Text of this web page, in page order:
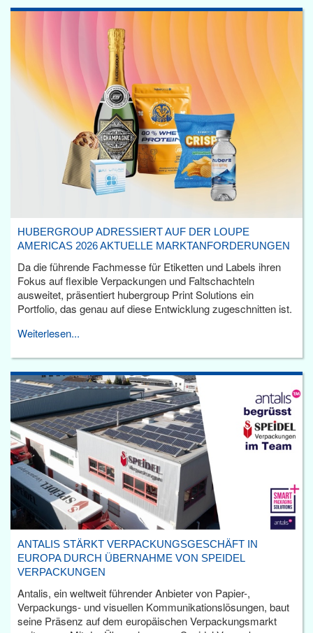
HUBERGROUP ADRESSIERT AUF DER LOUPE
AMERICAS 2026 AKTUELLE MARKTANFORDERUNGEN
Da die führende Fachmesse für Etiketten und Labels ihren
Fokus auf flexible Verpackungen und Faltschachteln
ausweitet, präsentiert hubergroup Print Solutions ein
Portfolio, das genau auf diese Entwicklung zugeschnitten ist.
Weiterlesen...
ANTALIS STÄRKT VERPACKUNGSGESCHÄFT IN
EUROPA DURCH ÜBERNAHME VON SPEIDEL
VERPACKUNGEN
Antalis, ein weltweit führender Anbieter von Papier-,
Verpackungs- und visuellen Kommunikationslösungen, baut
seine Präsenz auf dem europäischen Verpackungsmarkt